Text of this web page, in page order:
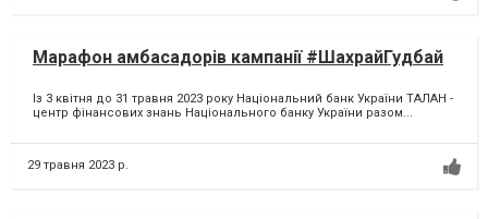
Марафон амбасадорів кампанії #ШахрайГудбай
Із 3 квітня до 31 травня 2023 року Національний банк України ТАЛАН -
центр фінансових знань Національного банку України разом...
29 травня 2023 р.